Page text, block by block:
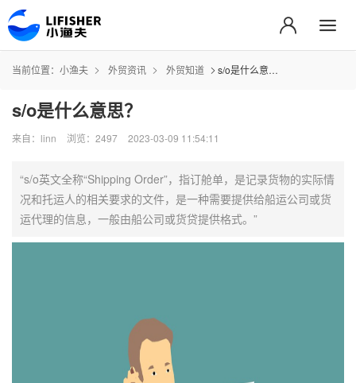
当前位置： 小渔夫 外贸资讯 外贸知道 s/o是什么意思？
s/o是什么意思？
来自：linn 浏览：2497 2023-03-09 11:54:11
“s/o英文全称“Shipping Order”，指订舱单，是记录货物的实际情
况和托运人的相关要求的文件，是一种需要提供给船运公司或货
运代理的信息，一般由船公司或货贷提供格式。”